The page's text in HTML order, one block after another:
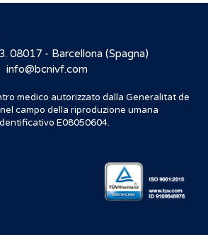
08017 - Barcellona (Spagna)
info@bcnivf.com
medico autorizzato dalla Generalitat de
campo della riproduzione umana
E08050604.